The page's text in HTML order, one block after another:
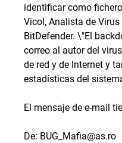
identificar como
Vicol, Analista de
BitDefender. \"El
correo al autor del
de red y de Internet y
estadísticas del
El mensaje de e-mail
De: BUG_Mafia@as.ro